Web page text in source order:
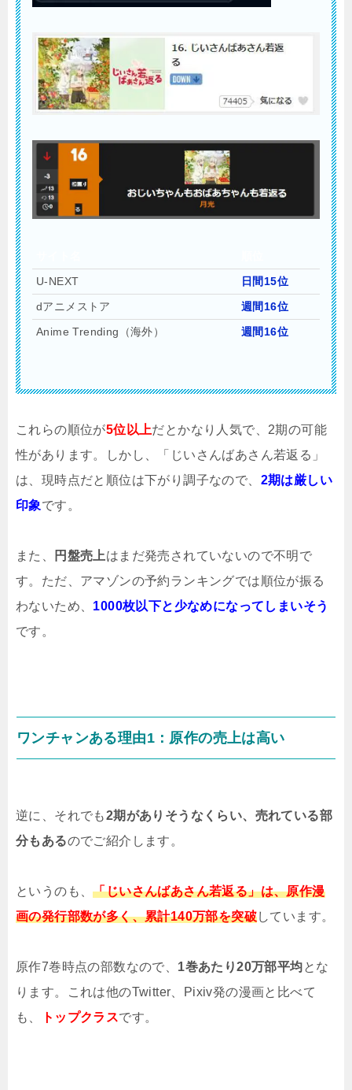
U-NEXT
日間15位
dアニメストア
週間16位
Anime Trending（海外）
週間16位
これらの順位が5位以上だとかなり人気で、2期の可能
性があります。しかし、「じいさんばあさん若返る」
は、現時点だと順位は下がり調子なので、 2期は厳しい
印象です。
また、 円盤売上はまだ発売されていないので不明で
す。ただ、アマゾンの予約ランキングでは順位が振る
わないため、 1000枚以下と少なめになってしまいそう
です。
ワンチャンある理由1：原作の売上は高い
逆に、それでも2期がありそうなくらい、売れている部
分もあるのでご紹介します。
というのも、「じいさんばあさん若返る」は、原作漫
画の発行部数が多く、累計140万部を突破しています。
原作7巻時点の部数なので、 1巻あたり20万部平均 とな
ります。これは他のTwitter、Pixiv発の漫画と比べて
も、
トップクラスです。